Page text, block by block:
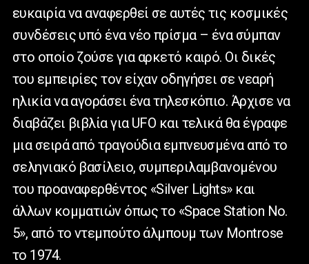
ευκαιρία να αναφερθεί σε αυτές τις κοσμικές
συνδέσεις υπό ένα νέο πρίσμα – ένα σύμπαν
στο οποίο ζούσε για αρκετό καιρό. Οι δικές
του εμπειρίες τον είχαν οδηγήσει σε νεαρή
ηλικία να αγοράσει ένα τηλεσκόπιο. Άρχισε να
διαβάζει βιβλία για UFO και τελικά θα έγραφε
μια σειρά από τραγούδια εμπνευσμένα από το
σεληνιακό βασίλειο, συμπεριλαμβανομένου
του προαναφερθέντος «Silver Lights» και
άλλων κομματιών όπως το «Space Station No.
5», από το ντεμπούτο άλμπουμ των Montrose
το 1974.